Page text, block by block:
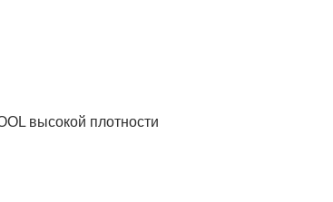
высокой плотности